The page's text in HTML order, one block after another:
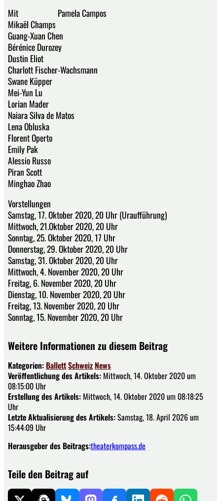
Mit Pamela Campos
Mikaël Champs
Guang-Xuan Chen
Bérénice Durozey
Dustin Eliot
Charlott Fischer-Wachsmann
Swane Küpper
Mei-Yun Lu
Lorian Mader
Naiara Silva de Matos
Lena Obluska
Florent Operto
Emily Pak
Alessio Russo
Piran Scott
Minghao Zhao
Vorstellungen
Samstag, 17. Oktober 2020, 20 Uhr (Uraufführung)
Mittwoch, 21.Oktober 2020, 20 Uhr
Sonntag, 25. Oktober 2020, 17 Uhr
Donnerstag, 29. Oktober 2020, 20 Uhr
Samstag, 31. Oktober 2020, 20 Uhr
Mittwoch, 4. November 2020, 20 Uhr
Freitag, 6. November 2020, 20 Uhr
Dienstag, 10. November 2020, 20 Uhr
Freitag, 13. November 2020, 20 Uhr
Sonntag, 15. November 2020, 20 Uhr
Weitere Informationen zu diesem Beitrag
Kategorien: BallettSchweiz News
Veröffentlichung des Artikels: Mittwoch, 14. Oktober 2020 um
08:15:00 Uhr
Erstellung des Artikels: Mittwoch, 14. Oktober 2020 um 08:18:25
Uhr
Letzte Aktualisierung des Artikels:Samstag, 18. April 2026 um
15:44:09 Uhr
Herausgeber des Beitrags:theaterkompass.de
Teile den Beitrag auf